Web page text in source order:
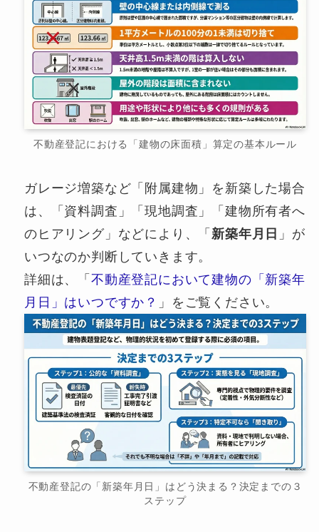
不動産登記における「建物の床面積」算定の基本ルール
ガレージ増築など「附属建物」を新築した場合
は、「資料調査」「現地調査」「建物所有者へ
のヒアリング」などにより、「 新築年月日 」が
いつなのか判断していきます。
詳細は、「 不動産登記において建物の「新築年
月日」はいつですか？ 」をご覧ください。
不動産登記の「新築年月日」はどう決まる？決定までの３
ステップ